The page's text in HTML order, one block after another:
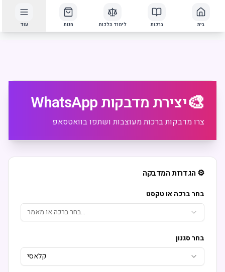
בית ברכות לימוד הלכות חנות עוד
🎨יצירת מדבקות WhatsApp
צרו מדבקות ברכות מעוצבות ושתפו בוואטסאפ
⚙️ הגדרות המדבקה
בחר ברכה או טקסט
בחר ברכה או מאמר...
בחר סגנון
קלאסי